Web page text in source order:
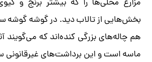
مزارع محلی‌ها را که بیشتر برنج و
بخش‌هایی از تالاب دید. در گوشه گوشه
هم چاله‌های بزرگی کنده‌اند که می‌گویند
ماسه است و این برداشت‌های غیرقانونی